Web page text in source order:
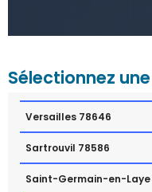
Sélectionnez
Versailles 78646
Sartrouvil 78586
Saint-Germain-en-Laye